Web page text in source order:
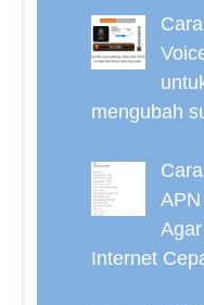
mengubah
Internet